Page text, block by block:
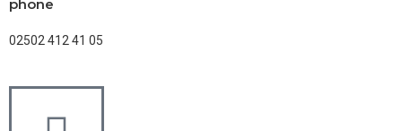
phone
02502 412 41 05